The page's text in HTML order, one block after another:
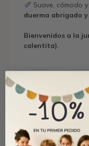
Suave, cómodo
duerma abrigado
Bienvenidos a la
calentita).
Envío
Tamaño y ajuste